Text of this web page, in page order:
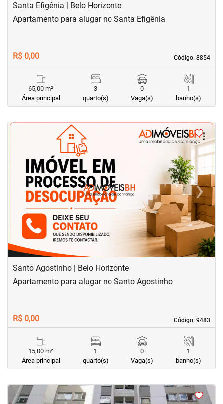
Santa Efigênia | Belo Horizonte
Código. 8854
Código. 8854
Apartamento para alugar no Santa Efigênia
R$ 0,00
65,00 m²
Área principal
3
quarto(s)
0
Vaga(s)
1
banho(s)
‹
Previous ›Next
Santo Agostinho | Belo Horizonte
Código. 9483
Código. 9483
Apartamento para alugar no Santo Agostinho
R$ 0,00
15,00 m²
Área principal
1
quarto(s)
0
Vaga(s)
1
banho(s)
< <<